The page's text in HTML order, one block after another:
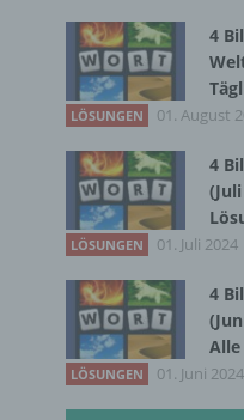
4
LÖSUNGEN 01. August
4
LÖSUNGEN 01. Juli 2024
4
Alle
LÖSUNGEN 01. Juni 2024